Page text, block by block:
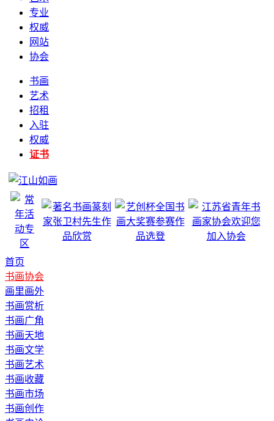
专业
权威
网站
协会
书画
艺术
招租
入驻
权威
证书
首页
书画协会
画里画外
书画赏析
书画广角
书画天地
书画文学
书画艺术
书画收藏
书画市场
书画创作